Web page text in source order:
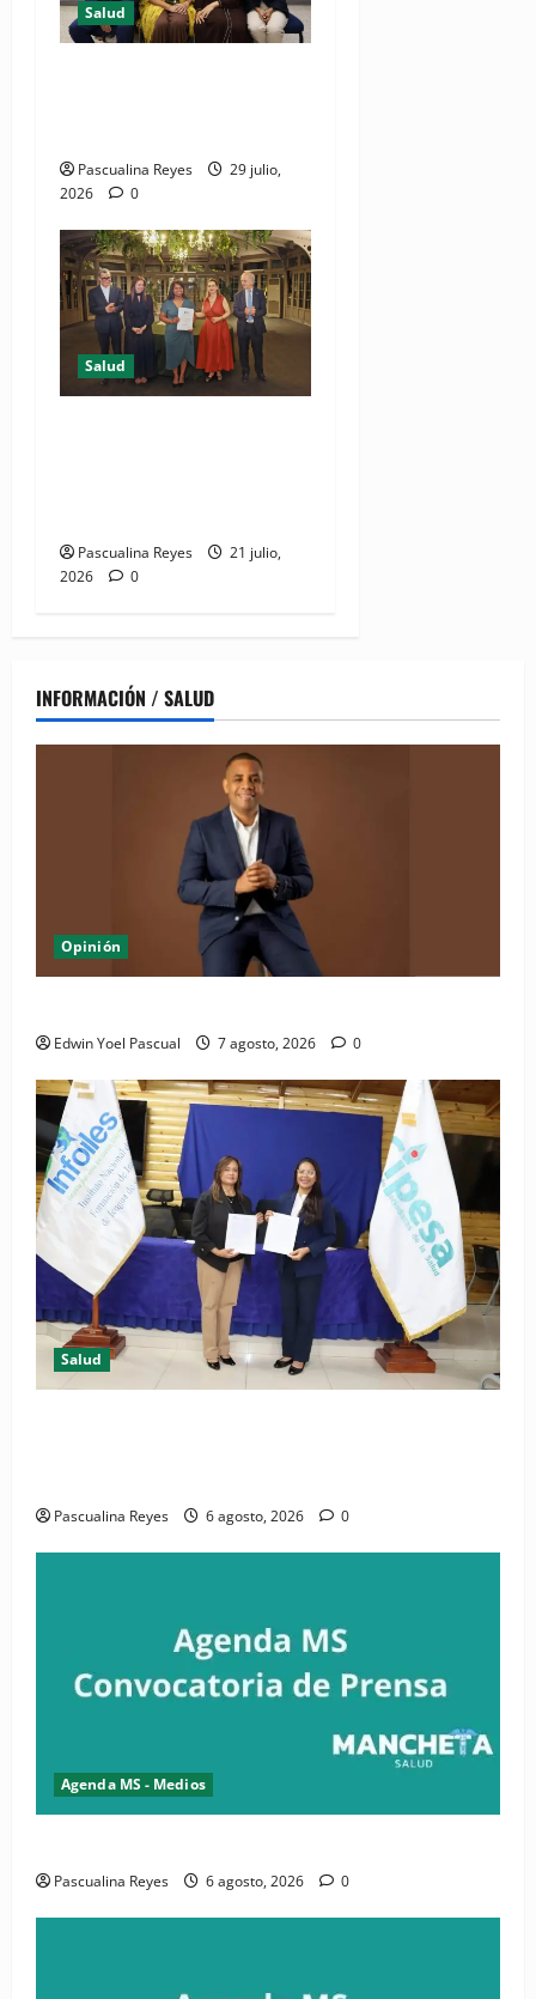
Salud
Pascualina Reyes
29 julio,
2026
0
Salud
Pascualina Reyes
21 julio,
2026
0
INFORMACIÓN / SALUD
Opinión
Edwin Yoel Pascual 7 agosto, 2026 0
Salud
Pascualina Reyes 6 agosto, 2026 0
Agenda MS - Medios
Pascualina Reyes 6 agosto, 2026 0